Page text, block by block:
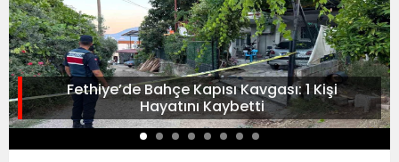
Fethiye’de Bahçe Kapısı Kavgası: 1 Kişi
Hayatını Kaybetti